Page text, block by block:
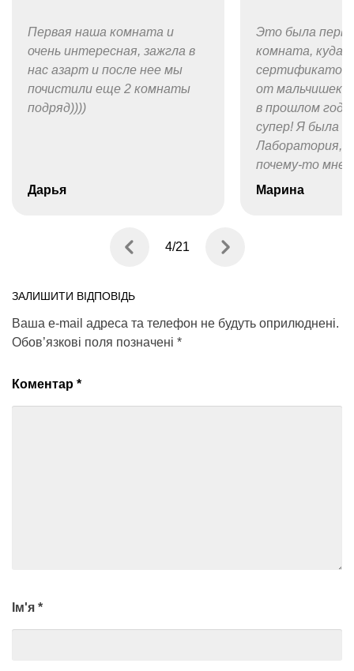
Первая наша комната и
очень интересная, зажгла в
нас азарт и после нее мы
почистили еще 2 комнаты
подряд))))
Дарья
Это была
комната, куда
от мальчишек
в прошлом
супер! Я была и
Лаборатория,
почему-то мне
и понравилась
Марина
4/21
ЗАЛИШИТИ ВІДПОВІДЬ
Ваша e-mail адреса та телефон не будуть оприлюднені.
Обов’язкові поля позначені *
Коментар *
Ім'я *